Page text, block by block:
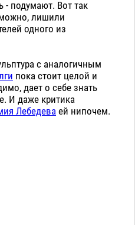
- подумают. Вот так
лишили
одного из
с аналогичным
пока стоит целой и
дает о себе знать
И даже критика
Лебедева ей нипочем.